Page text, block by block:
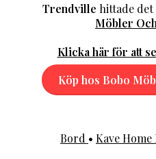
Trendville hittade det
Möbler
Klicka här för att
Köp hos Bobo
Bord • Kave Home